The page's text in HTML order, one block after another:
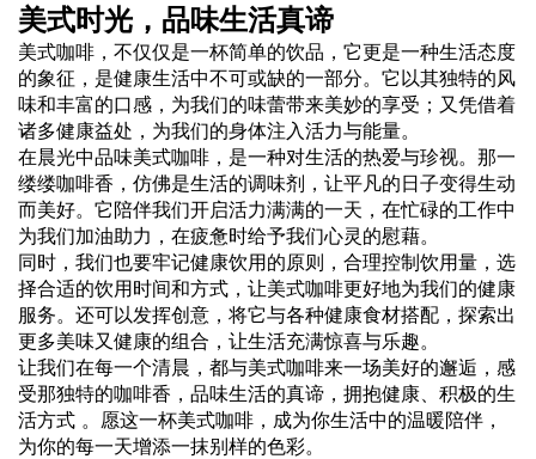
美式时光，品味生活真谛
美式咖啡，不仅仅是一杯简单的饮品，它更是一种生活态度
的象征，是健康生活中不可或缺的一部分。它以其独特的风
味和丰富的口感，为我们的味蕾带来美妙的享受；又凭借着
诸多健康益处，为我们的身体注入活力与能量。
在晨光中品味美式咖啡，是一种对生活的热爱与珍视。那一
缕缕咖啡香，仿佛是生活的调味剂，让平凡的日子变得生动
而美好。它陪伴我们开启活力满满的一天，在忙碌的工作中
为我们加油助力，在疲惫时给予我们心灵的慰藉。
同时，我们也要牢记健康饮用的原则，合理控制饮用量，选
择合适的饮用时间和方式，让美式咖啡更好地为我们的健康
服务。还可以发挥创意，将它与各种健康食材搭配，探索出
更多美味又健康的组合，让生活充满惊喜与乐趣。
让我们在每一个清晨，都与美式咖啡来一场美好的邂逅，感
受那独特的咖啡香，品味生活的真谛，拥抱健康、积极的生
活方式 。愿这一杯美式咖啡，成为你生活中的温暖陪伴，
为你的每一天增添一抹别样的色彩。